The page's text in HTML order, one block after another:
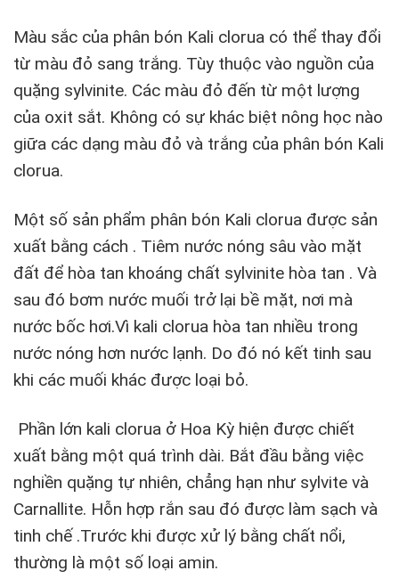
Màu sắc của phân bón Kali clorua có thể thay đổi
từ màu đỏ sang trắng. Tùy thuộc vào nguồn của
quặng sylvinite. Các màu đỏ đến từ một lượng
của oxit sắt. Không có sự khác biệt nông học nào
giữa các dạng màu đỏ và trắng của phân bón Kali
clorua.
Một số sản phẩm phân bón Kali clorua được sản
xuất bằng cách . Tiêm nước nóng sâu vào mặt
đất để hòa tan khoáng chất sylvinite hòa tan . Và
sau đó bơm nước muối trở lại bề mặt, nơi mà
nước bốc hơi.Vì kali clorua hòa tan nhiều trong
nước nóng hơn nước lạnh. Do đó nó kết tinh sau
khi các muối khác được loại bỏ.
Phần lớn kali clorua ở Hoa Kỳ hiện được chiết
xuất bằng một quá trình dài. Bắt đầu bằng việc
nghiền quặng tự nhiên, chẳng hạn như sylvite và
Carnallite. Hỗn hợp rắn sau đó được làm sạch và
tinh chế .Trước khi được xử lý bằng chất nổi,
thường là một số loại amin.